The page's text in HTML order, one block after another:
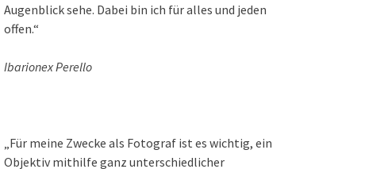
Augenblick sehe. Dabei bin ich für alles und jeden
offen.“
Ibarionex Perello
„Für meine Zwecke als Fotograf ist es wichtig, ein
Objektiv mithilfe ganz unterschiedlicher